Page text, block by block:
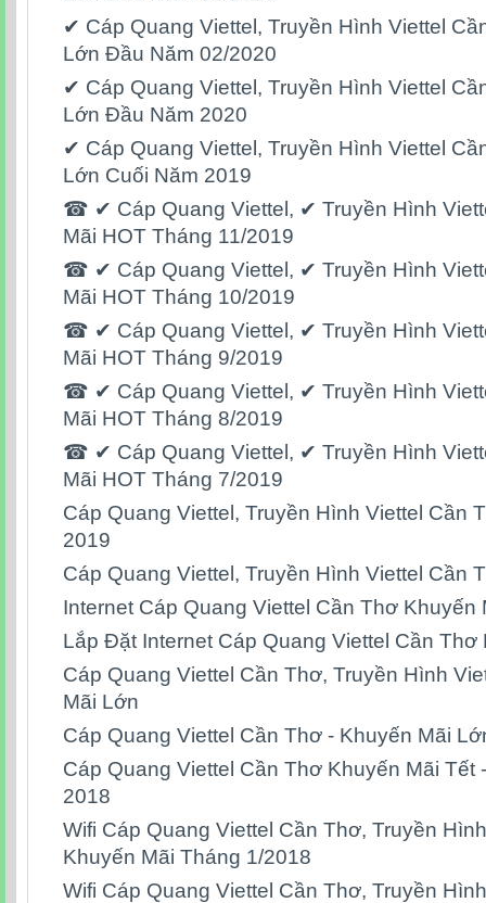
✔‎ Cáp Quang Viettel,‎ Truyền Hình Viettel
Lớn Đầu Năm 02/2020
✔‎ Cáp Quang Viettel,‎ Truyền Hình Viettel
Lớn Đầu Năm 2020
✔‎ Cáp Quang Viettel,‎ Truyền Hình Viettel
Lớn Cuối Năm 2019
☎ ✔‎ Cáp Quang Viettel, ✔‎ Truyền Hình
Mãi HOT Tháng 11/2019
☎ ✔‎ Cáp Quang Viettel, ✔‎ Truyền Hình
Mãi HOT Tháng 10/2019
☎ ✔‎ Cáp Quang Viettel, ✔‎ Truyền Hình
Mãi HOT Tháng 9/2019
☎ ✔‎ Cáp Quang Viettel, ✔‎ Truyền Hình
Mãi HOT Tháng 8/2019
☎ ✔‎ Cáp Quang Viettel, ✔‎ Truyền Hình
Mãi HOT Tháng 7/2019
Cáp Quang Viettel, Truyền Hình Viettel Cần
2019
Cáp Quang Viettel, Truyền Hình Viettel Cần
Internet Cáp Quang Viettel Cần Thơ Khuyến
Lắp Đặt Internet Cáp Quang Viettel Cần Thơ
Cáp Quang Viettel Cần Thơ, Truyền Hình
Mãi Lớn
Cáp Quang Viettel Cần Thơ - Khuyến Mãi
Cáp Quang Viettel Cần Thơ Khuyến Mãi Tết
2018
Wifi Cáp Quang Viettel Cần Thơ, Truyền
Khuyến Mãi Tháng 1/2018
Wifi Cáp Quang Viettel Cần Thơ, Truyền